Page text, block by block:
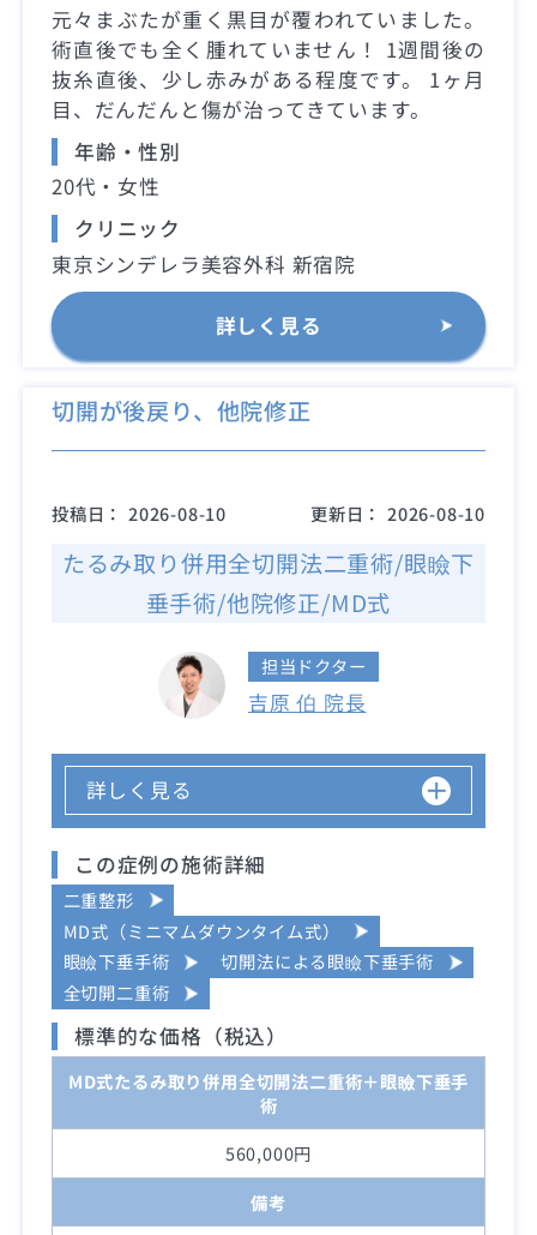
元々まぶたが重く黒目が覆われていました。
術直後でも全く腫れていません！ 1週間後の
抜糸直後、少し赤みがある程度です。 1ヶ月
目、だんだんと傷が治ってきています。
年齢・性別
20代・女性
クリニック
東京シンデレラ美容外科 新宿院
詳しく見る
切開が後戻り、他院修正
投稿日： 2026-08-10 更新日： 2026-08-10
たるみ取り併用全切開法二重術/眼瞼下
垂手術/他院修正/MD式
担当ドクター
吉原 伯 院長
詳しく見る
この症例の施術詳細
二重整形
MD式（ミニマムダウンタイム式）
眼瞼下垂手術
切開法による眼瞼下垂手術
全切開二重術
標準的な価格（税込）
MD式たるみ取り併用全切開法二重術＋眼瞼下垂手
術
560,000円
備考